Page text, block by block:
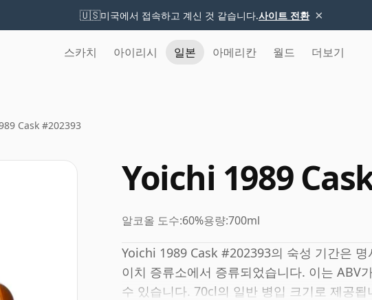
🇺🇸미국에서 접속하고 계신 것 같습니다.사이트 전환 ×
스카치 아이리시 일본 아메리칸 월드 더보기
Cask #202393
Yoichi 1989
알코올 도수:60%용량:700ml
Yoichi 1989 Cask #202393의 숙성 기간은
이치 증류소에서 증류되었습니다. 이는 ABV
수 있습니다. 70cl의 일반 병입 크기로 제공됩